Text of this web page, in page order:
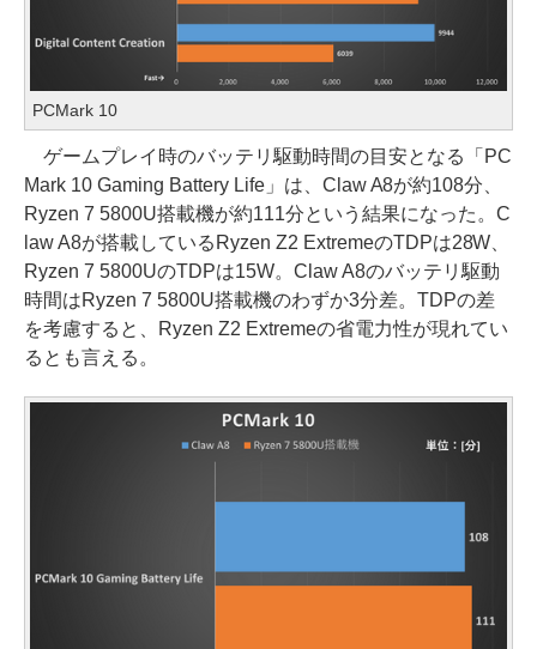
PCMark 10
ゲームプレイ時のバッテリ駆動時間の目安となる「PC
Mark 10 Gaming Battery Life」は、Claw A8が約108分、
Ryzen 7 5800U搭載機が約111分という結果になった。C
law A8が搭載しているRyzen Z2 ExtremeのTDPは28W、
Ryzen 7 5800UのTDPは15W。Claw A8のバッテリ駆動
時間はRyzen 7 5800U搭載機のわずか3分差。TDPの差
を考慮すると、Ryzen Z2 Extremeの省電力性が現れてい
るとも言える。